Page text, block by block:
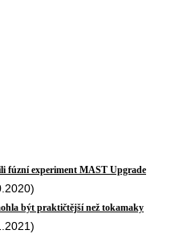
fúzní experiment MAST Upgrade
být praktičtější než tokamaky